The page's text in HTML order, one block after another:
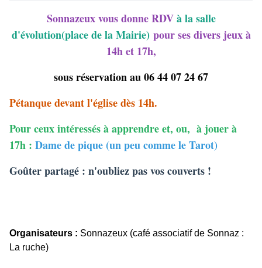
Sonnazeux vous donne RDVà la salle
d'évolution(place de la Mairie) pour ses divers jeux à
14h et 17h,
sous réservation au 06 44 07 24 67
Pétanque devant l'église dès 14h.
Pour ceux intéressés à apprendre et, ou, à jouer à
17h : Dame de pique (un peu comme le Tarot)
Goûter partagé : n'oubliez pas vos couverts !
Organisateurs : Sonnazeux (café associatif de Sonnaz :
La ruche)